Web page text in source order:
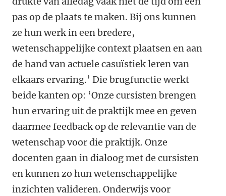
pas op de plaats te maken. Bij ons kunnen
ze hun werk in een bredere,
wetenschappelijke context plaatsen en aan
de hand van actuele casuïstiek leren van
elkaars ervaring.’ Die brugfunctie werkt
beide kanten op: ‘Onze cursisten brengen
hun ervaring uit de praktijk mee en geven
daarmee feedback op de relevantie van de
wetenschap voor die praktijk. Onze
docenten gaan in dialoog met de cursisten
en kunnen zo hun wetenschappelijke
inzichten valideren. Onderwijs voor